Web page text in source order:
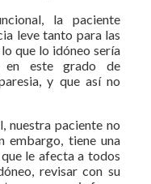
la paciente
leve tanto para las
que lo idóneo sería
en este grado de
y que así no
nuestra paciente no
embargo, tiene una
le afecta a todos
revisar con su